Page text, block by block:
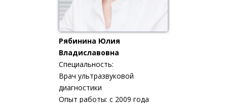
Рябинина Юлия
Владиславовна
Специальность:
Врач ультразвуковой
диагностики
Опыт работы: с 2009 года